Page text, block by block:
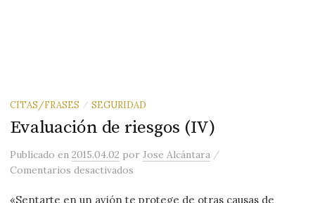
CITAS/FRASES / SEGURIDAD
Evaluación de riesgos (IV)
Publicadoen2015.04.02 porJose Alcántara /
Comentarios desactivados
«Sentarte en un avión te protege de otras causas de